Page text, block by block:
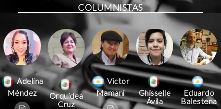
COLUMNISTAS
Adelina
Méndez
Orquídea
Cruz
Victor
Mamani
Ghisselle
Ávila
Eduardo
Balestena